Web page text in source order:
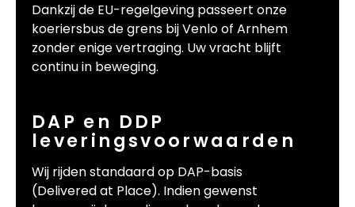
Dankzij de EU-regelgeving passeert onze
koeriersbus de grens bij Venlo of Arnhem
zonder enige vertraging. Uw vracht blijft
continu in beweging.
DAP en DDP
leveringsvoorwaarden
Wij rijden standaard op DAP-basis
(Delivered at Place). Indien gewenst